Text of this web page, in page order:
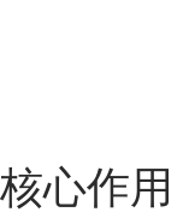
核心作用